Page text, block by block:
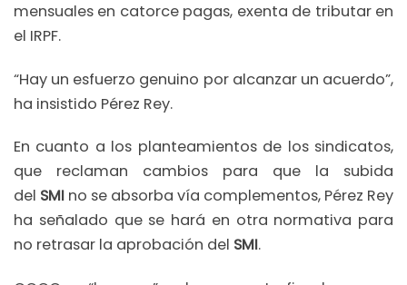
mensuales en catorce pagas, exenta de tributar en
el IRPF.
“Hay un esfuerzo genuino por alcanzar un acuerdo”,
ha insistido Pérez Rey.
En cuanto a los planteamientos de los sindicatos,
que reclaman cambios para que la subida
del SMI no se absorba vía complementos, Pérez Rey
ha señalado que se hará en otra normativa para
no retrasar la aprobación del SMI.